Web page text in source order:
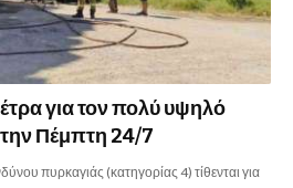
για τον πολύ υψηλό
Πέμπτη 24/7
πυρκαγιάς (κατηγορίας 4) τίθενται για